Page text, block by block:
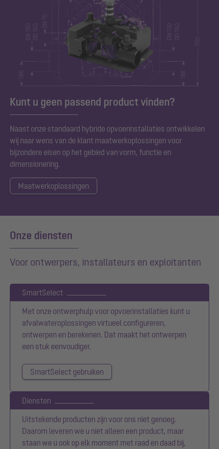
Kunt u geen passend product vinden?
Naast onze standaard hybride opvoerinstallaties ontwikkelen
wij naar wens van de klant maatwerkoplossingen voor
bijzondere eisen op het gebied van vorm, functie en
dimensionering.
Maatwerkoplossingen
Onze diensten
Voor ontwerpers, installateurs en exploitanten
SmartSelect
Met onze ontwerphulp voor opvoerinstallaties kunt u
afvalwateroplossingen virtueel configureren,
ontwerpen en berekenen. Dat maakt het ontwerpen
een stuk eenvoudiger.
SmartSelect gebruiken
Diensten
Uitstekende producten zijn voor ons niet genoeg.
Daarom leveren we u niet alleen een product, maar
staan we u ook op elk moment met raad en daad bij,